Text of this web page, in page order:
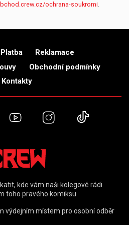
ochrana-soukromi.
Platba
Reklamace
Obchodní podmínky
Kontakty
YouTubeInstagram
kde vám naši kolegové rádi
toho pravého komiksu.
výdejním místem pro osobní odběr